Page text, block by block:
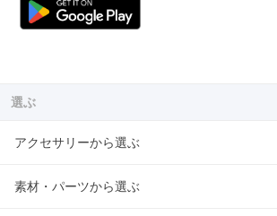
選ぶ
アクセサリーから選ぶ
素材・パーツから選ぶ